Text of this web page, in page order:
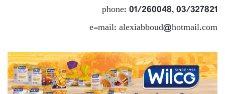
phone: 01/260048, 03/327821
e-mail: alexiabboud@hotmail.com